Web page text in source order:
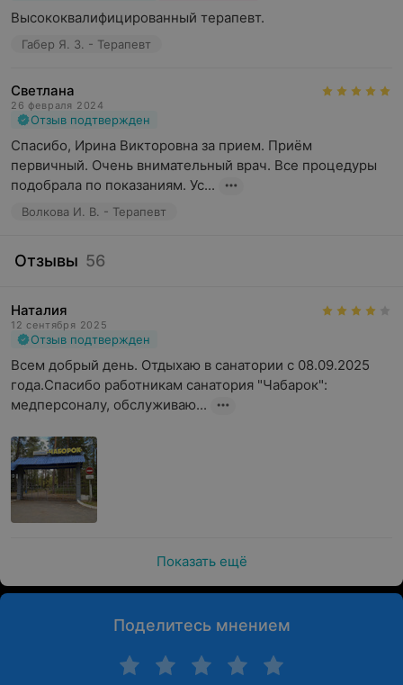
Высококвалифицированный терапевт.
Габер Я. З. - Терапевт
Светлана
26 февраля 2024
Отзыв подтвержден
Спасибо, Ирина Викторовна за прием. Приём
первичный. Очень внимательный врач. Все процедуры
подобрала по показаниям. Ус...
Волкова И. В. - Терапевт
Отзывы 56
Наталия
12 сентября 2025
Отзыв подтвержден
Всем добрый день. Отдыхаю в санатории с 08.09.2025
года.Спасибо работникам санатория "Чабарок":
медперсоналу, обслуживаю...
Показать ещё
Поделитесь мнением